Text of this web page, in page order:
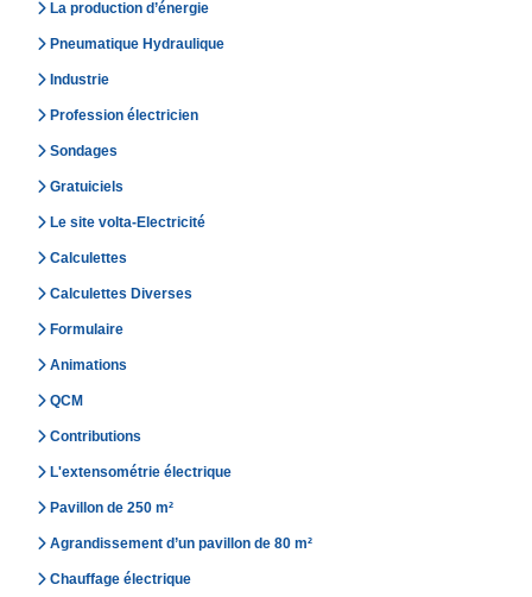
La production d’énergie
Pneumatique Hydraulique
Industrie
Profession électricien
Sondages
Gratuiciels
Le site volta-Electricité
Calculettes
Calculettes Diverses
Formulaire
Animations
QCM
Contributions
L'extensométrie électrique
Pavillon de 250 m²
Agrandissement d’un pavillon de 80 m²
Chauffage électrique